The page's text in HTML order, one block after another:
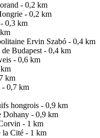
- 0,2 km
- 0,2 km
0,3 km
Ervin Szabó - 0,4 km
Budapest - 0,4 km
- 0,6 km
km
- 0,7 km
hongrois - 0,9 km
Dohany - 0,9 km
- 1 km
la Cité - 1 km